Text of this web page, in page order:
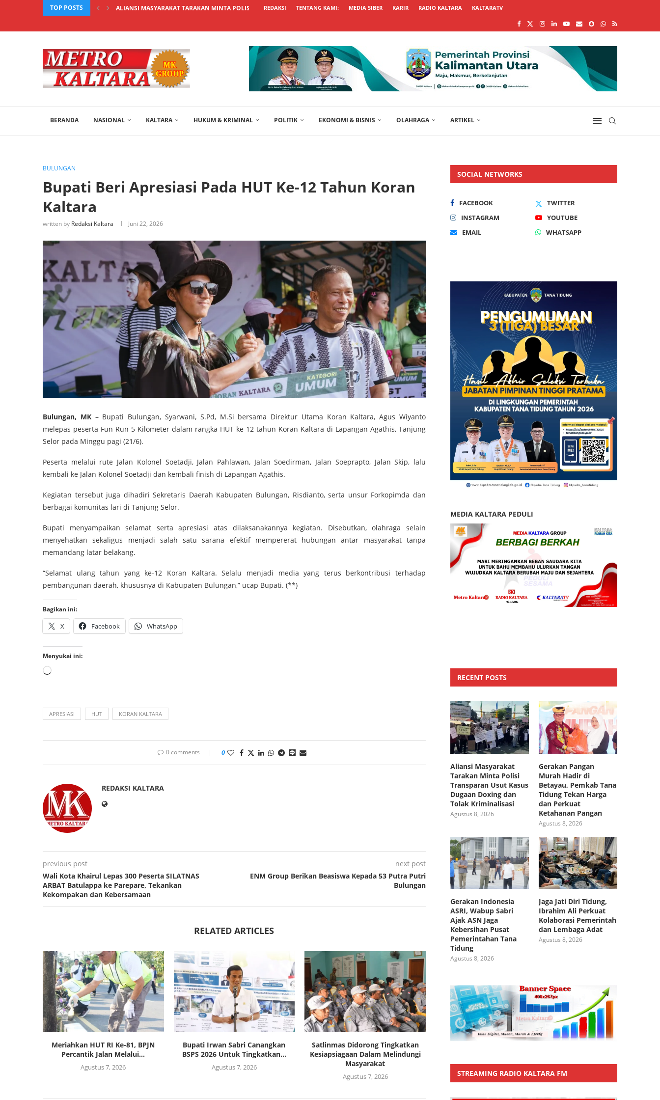
TOP POSTS ALIANSI MASYARAKAT TARAKAN MINTA POLISI TRANSPARAN USUT KASUS...
REDAKSI TENTANG KAMI: MEDIA SIBER KARIR RADIO KALTARA KALTARATV
BERANDA NASIONAL KALTARA HUKUM & KRIMINAL POLITIK EKONOMI & BISNIS OLAHRAGA ARTIKEL
BULUNGAN
Bupati Beri Apresiasi Pada HUT Ke-12 Tahun Koran
Kaltara
written by Redaksi Kaltara Juni 22, 2026
Bulungan, MK– Bupati Bulungan, Syarwani, S.Pd, M.Si bersama Direktur Utama Koran Kaltara, Agus Wiyanto
melepas peserta Fun Run 5 Kilometer dalam rangka HUT ke 12 tahun Koran Kaltara di Lapangan Agathis, Tanjung
Selor pada Minggu pagi (21/6).
Peserta melalui rute Jalan Kolonel Soetadji, Jalan Pahlawan, Jalan Soedirman, Jalan Soeprapto, Jalan Skip, lalu
kembali ke Jalan Kolonel Soetadji dan kembali finish di Lapangan Agathis.
Kegiatan tersebut juga dihadiri Sekretaris Daerah Kabupaten Bulungan, Risdianto, serta unsur Forkopimda dan
berbagai komunitas lari di Tanjung Selor.
Bupati menyampaikan selamat serta apresiasi atas dilaksanakannya kegiatan. Disebutkan, olahraga selain
menyehatkan sekaligus menjadi salah satu sarana efektif mempererat hubungan antar masyarakat tanpa
memandang latar belakang.
“Selamat ulang tahun yang ke-12 Koran Kaltara. Selalu menjadi media yang terus berkontribusi terhadap
pembangunan daerah, khususnya di Kabupaten Bulungan,” ucap Bupati. (**)
Bagikan ini:
X Facebook WhatsApp
Menyukai ini:
APRESIASI HUT KORAN KALTARA
0 comments 0
REDAKSI KALTARA
previous post
Wali Kota Khairul Lepas 300 Peserta SILATNAS
ARBAT Batulappa ke Parepare, Tekankan
Kekompakan dan Kebersamaan
next post
ENM Group Berikan Beasiswa Kepada 53 Putra Putri
Bulungan
RELATED ARTICLES
Meriahkan HUT RI Ke-81, BPJN
Percantik Jalan Melalui...
Agustus 7, 2026
Bupati Irwan Sabri Canangkan
BSPS 2026 Untuk Tingkatkan...
Agustus 7, 2026
Satlinmas Didorong Tingkatkan
Kesiapsiagaan Dalam Melindungi
Masyarakat
Agustus 7, 2026
SOCIAL NETWORKS
FACEBOOK
TWITTER
INSTAGRAM
YOUTUBE
EMAIL
WHATSAPP
MEDIA KALTARA PEDULI
RECENT POSTS
Aliansi Masyarakat
Tarakan Minta Polisi
Transparan Usut Kasus
Dugaan Doxing dan
Tolak Kriminalisasi
Agustus 8, 2026
Gerakan Pangan
Murah Hadir di
Betayau, Pemkab Tana
Tidung Tekan Harga
dan Perkuat
Ketahanan Pangan
Agustus 8, 2026
Gerakan Indonesia
ASRI, Wabup Sabri
Ajak ASN Jaga
Kebersihan Pusat
Pemerintahan Tana
Tidung
Agustus 8, 2026
Jaga Jati Diri Tidung,
Ibrahim Ali Perkuat
Kolaborasi Pemerintah
dan Lembaga Adat
Agustus 8, 2026
STREAMING RADIO KALTARA FM